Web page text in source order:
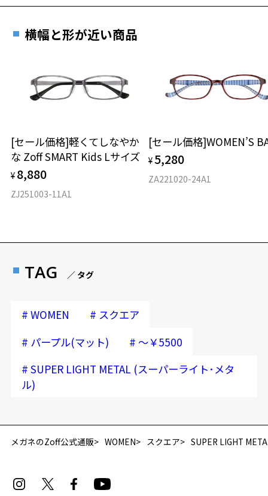
再入荷お知らせメールのお申し込み
横幅と形が近い商品
[セール価格]軽くてしなやか
な Zoff SMART Kids Lサイズ
¥ 8,880
ZJ251003-11A1
[セール価格]WOMEN’S
¥ 5,280
ZA221020-24A1
TAG ／ タグ
# WOMEN # スクエア
# パープル(マット) # ～￥5500
# SUPER LIGHT METAL (スーパーライト･メタ
ル)
メガネのZoff公式通販 WOMEN スクエア SUPER LIGHT